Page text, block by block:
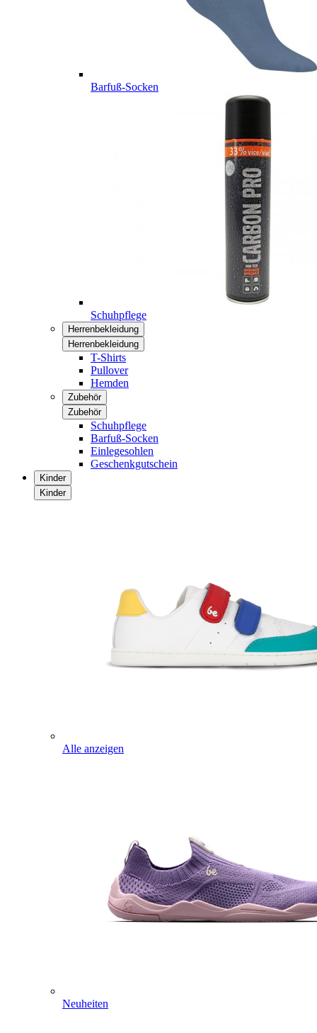
Barfuß-Socken
Schuhpflege
Herrenbekleidung
Herrenbekleidung
T-Shirts
Pullover
Hemden
Zubehör
Zubehör
Schuhpflege
Barfuß-Socken
Einlegesohlen
Geschenkgutschein
Kinder
Kinder
Alle anzeigen
Neuheiten